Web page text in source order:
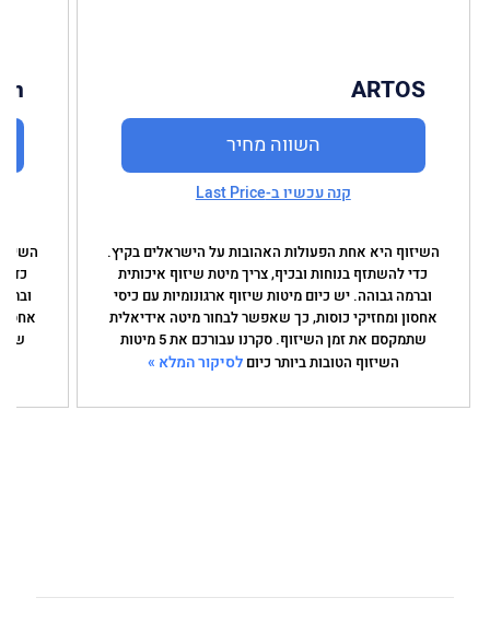
ARTOS
השווה מחיר
קנה עכשיו ב-Last Price
השיזוף היא אחת הפעולות האהובות על הישראלים בקיץ.
כדי להשתזף בנוחות ובכיף, צריך מיטת שיזוף איכותית
וברמה גבוהה. יש כיום מיטות שיזוף ארגונומיות עם כיסי
אחסון ומחזיקי כוסות, כך שאפשר לבחור מיטה אידיאלית
שתמקסם את זמן השיזוף. סקרנו עבורכם את 5 מיטות
השיזוף הטובות ביותר כיום לסיקור המלא »
כדי